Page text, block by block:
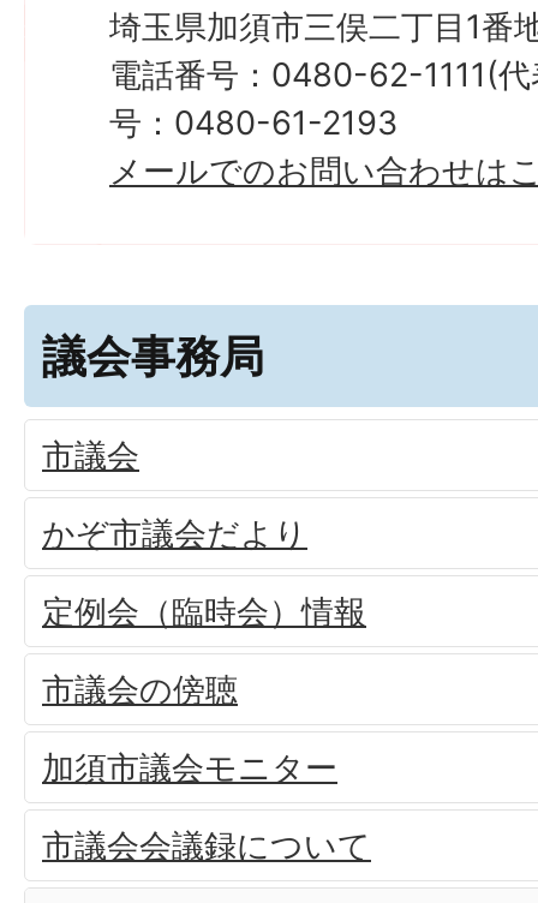
埼玉県加須市三俣二丁目1番
電話番号：0480-62-1111(
号：0480-61-2193
メールでのお問い合わせは
議会事務局
市議会
かぞ市議会だより
定例会（臨時会）情報
市議会の傍聴
加須市議会モニター
市議会会議録について